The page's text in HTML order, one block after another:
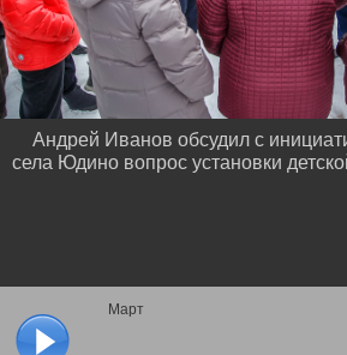
Март
Андрей Иванов обсудил с
села Юдино вопрос установки